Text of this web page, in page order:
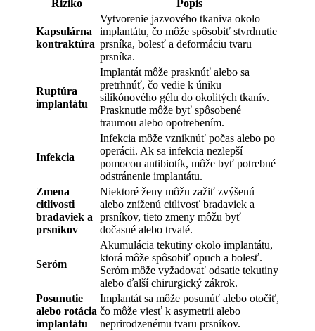
Riziko Popis
Kapsulárna
kontraktúra
Vytvorenie jazvového tkaniva okolo
implantátu, čo môže spôsobiť stvrdnutie
prsníka, bolesť a deformáciu tvaru
prsníka.
Ruptúra
implantátu
Implantát môže prasknúť alebo sa
pretrhnúť, čo vedie k úniku
silikónového gélu do okolitých tkanív.
Prasknutie môže byť spôsobené
traumou alebo opotrebením.
Infekcia
Infekcia môže vzniknúť počas alebo po
operácii. Ak sa infekcia nezlepší
pomocou antibiotík, môže byť potrebné
odstránenie implantátu.
Zmena
citlivosti
bradaviek a
prsníkov
Niektoré ženy môžu zažiť zvýšenú
alebo zníženú citlivosť bradaviek a
prsníkov, tieto zmeny môžu byť
dočasné alebo trvalé.
Seróm
Akumulácia tekutiny okolo implantátu,
ktorá môže spôsobiť opuch a bolesť.
Seróm môže vyžadovať odsatie tekutiny
alebo ďalší chirurgický zákrok.
Posunutie
alebo rotácia
implantátu
Implantát sa môže posunúť alebo otočiť,
čo môže viesť k asymetrii alebo
neprirodzenému tvaru prsníkov.